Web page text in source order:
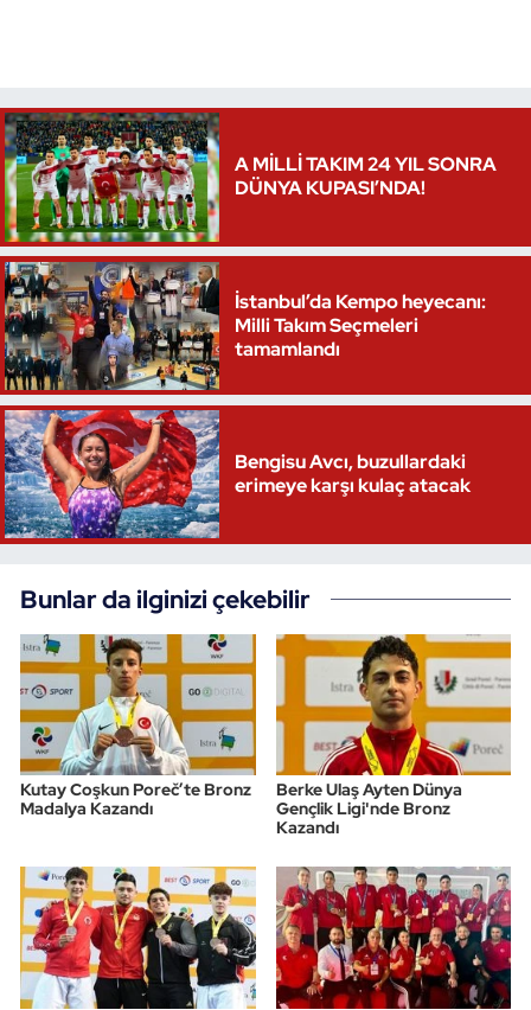
A MİLLİ TAKIM 24 YIL SONRA
DÜNYA KUPASI’NDA!
İstanbul’da Kempo heyecanı:
Milli Takım Seçmeleri
tamamlandı
Bengisu Avcı, buzullardaki
erimeye karşı kulaç atacak
Bunlar da ilginizi çekebilir
Kutay Coşkun Poreč’te Bronz
Madalya Kazandı
Berke Ulaş Ayten Dünya
Gençlik Ligi'nde Bronz
Kazandı
Voleybol
Vücut Geliştirme Fitness
Wushu Kungfu
Yelken
Yüzme